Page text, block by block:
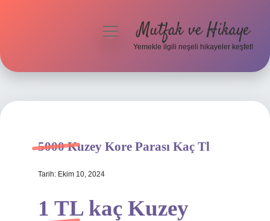
Hakkımızda
menüyüMutfak ve Hikaye
Yemekle ilgili neşeli hikayeler keşfet!
5000 Kuzey Kore Parası Kaç Tl
Tarih: Ekim 10, 2024
1 TL kaç Kuzey